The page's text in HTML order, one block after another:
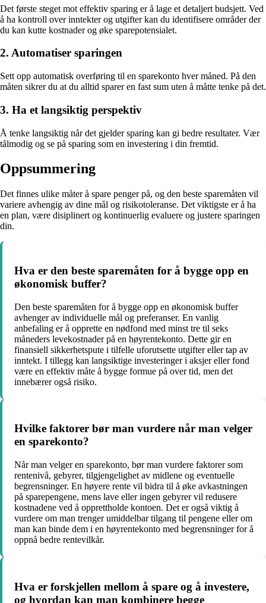
Det første steget mot effektiv sparing er å lage et detaljert budsjett. Ved
å ha kontroll over inntekter og utgifter kan du identifisere områder der
du kan kutte kostnader og øke sparepotensialet.
2. Automatiser sparingen
Sett opp automatisk overføring til en sparekonto hver måned. På den
måten sikrer du at du alltid sparer en fast sum uten å måtte tenke på det.
3. Ha et langsiktig perspektiv
Å tenke langsiktig når det gjelder sparing kan gi bedre resultater. Vær
tålmodig og se på sparing som en investering i din fremtid.
Oppsummering
Det finnes ulike måter å spare penger på, og den beste sparemåten vil
variere avhengig av dine mål og risikotoleranse. Det viktigste er å ha
en plan, være disiplinert og kontinuerlig evaluere og justere sparingen
din.
Hva er den beste sparemåten for å bygge opp en
økonomisk buffer?
Den beste sparemåten for å bygge opp en økonomisk buffer
avhenger av individuelle mål og preferanser. En vanlig
anbefaling er å opprette en nødfond med minst tre til seks
måneders levekostnader på en høyrentekonto. Dette gir en
finansiell sikkerhetspute i tilfelle uforutsette utgifter eller tap av
inntekt. I tillegg kan langsiktige investeringer i aksjer eller fond
være en effektiv måte å bygge formue på over tid, men det
innebærer også risiko.
Hvilke faktorer bør man vurdere når man velger
en sparekonto?
Når man velger en sparekonto, bør man vurdere faktorer som
rentenivå, gebyrer, tilgjengelighet av midlene og eventuelle
begrensninger. En høyere rente vil bidra til å øke avkastningen
på sparepengene, mens lave eller ingen gebyrer vil redusere
kostnadene ved å opprettholde kontoen. Det er også viktig å
vurdere om man trenger umiddelbar tilgang til pengene eller om
man kan binde dem i en høyrentekonto med begrensninger for å
oppnå bedre rentevilkår.
Hva er forskjellen mellom å spare og å investere,
og hvordan kan man kombinere begge